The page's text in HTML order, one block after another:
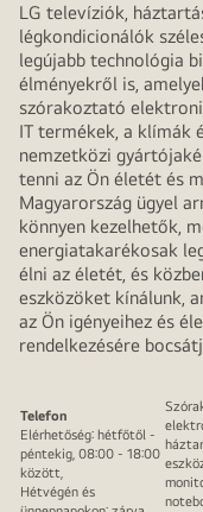
LG televíziók,
légkondicionálók
legújabb technológia
élményekről is,
szórakoztató
IT termékek, a klímák
nemzetközi
tenni az Ön életét és
Magyarország ügyel
könnyen kezelhetők,
energiatakarékosak
élni az életét, és
eszközöket kínálunk,
az Ön igényeihez és
rendelkezésére
Telefon
Elérhetőség: hétfőtől -
péntekig, 08:00 - 18:00
között,
Hétvégén és